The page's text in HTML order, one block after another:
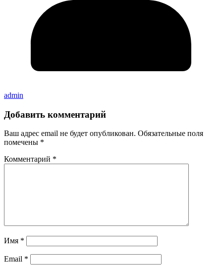
admin
Добавить комментарий
Ваш адрес email не будет опубликован. Обязательные поля
помечены *
Комментарий *
Имя *
Email *